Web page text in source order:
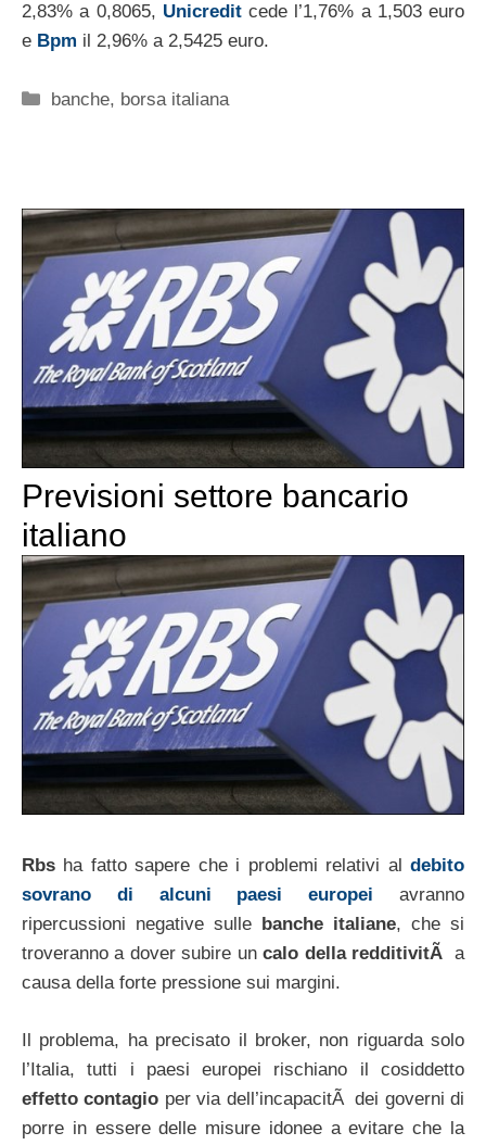
2,83% a 0,8065, Unicreditcede l’1,76% a 1,503 euro
e Bpm il 2,96% a 2,5425 euro.
Categorie
banche, borsa italiana
Previsioni settore bancario
italiano
Rbs ha fatto sapere che i problemi relativi al debito
sovrano di alcuni paesi europei avranno
ripercussioni negative sulle
banche italiane, che si
troveranno a dover subire uncalo della redditivitÃ a
causa della forte pressione sui margini.
Il problema, ha precisato il broker, non riguarda solo
l’Italia, tutti i paesi europei rischiano il cosiddetto
effetto contagio per via dell’incapacitÃ dei governi di
porre in essere delle misure idonee a evitare che la